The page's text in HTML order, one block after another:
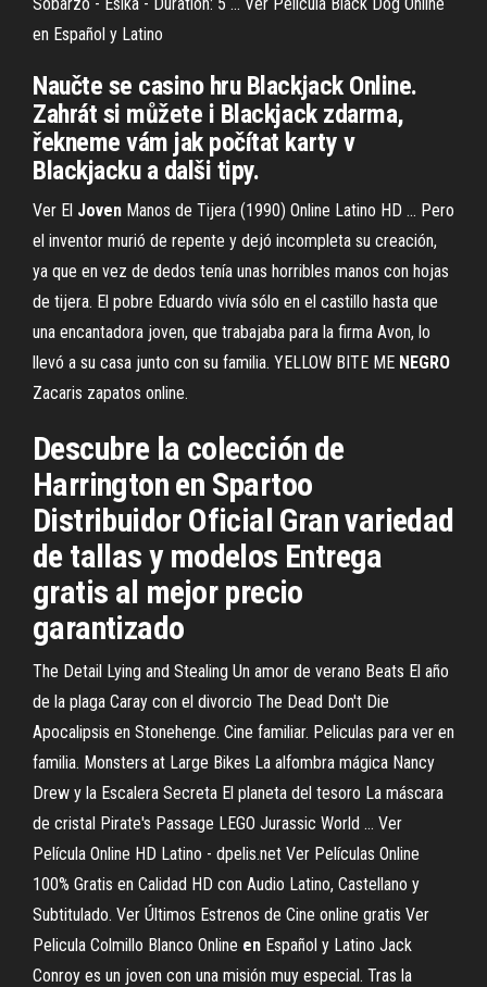
en Español y Latino
Naučte se casino hru Blackjack Online.
Zahrát si můžete i Blackjack zdarma,
řekneme vám jak počítat karty v
Blackjacku a dalši tipy.
Ver El Joven Manos de Tijera (1990) Online Latino HD ... Pero
el inventor murió de repente y dejó incompleta su creación,
ya que en vez de dedos tenía unas horribles manos con hojas
de tijera. El pobre Eduardo vivía sólo en el castillo hasta que
una encantadora joven, que trabajaba para la firma Avon, lo
llevó a su casa junto con su familia. YELLOW BITE ME NEGRO
Zacaris zapatos online.
Descubre la colección de
Harrington en Spartoo
Distribuidor Oficial Gran variedad
de tallas y modelos Entrega
gratis al mejor precio
garantizado
The Detail Lying and Stealing Un amor de verano Beats El año
de la plaga Caray con el divorcio The Dead Don't Die
Apocalipsis en Stonehenge. Cine familiar. Peliculas para ver en
familia. Monsters at Large Bikes La alfombra mágica Nancy
Drew y la Escalera Secreta El planeta del tesoro La máscara
de cristal Pirate's Passage LEGO Jurassic World ... Ver
Película Online HD Latino - dpelis.net Ver Películas Online
100% Gratis en Calidad HD con Audio Latino, Castellano y
Subtitulado. Ver Últimos Estrenos de Cine online gratis Ver
Pelicula Colmillo Blanco Online en Español y Latino Jack
Conroy es un joven con una misión muy especial. Tras la